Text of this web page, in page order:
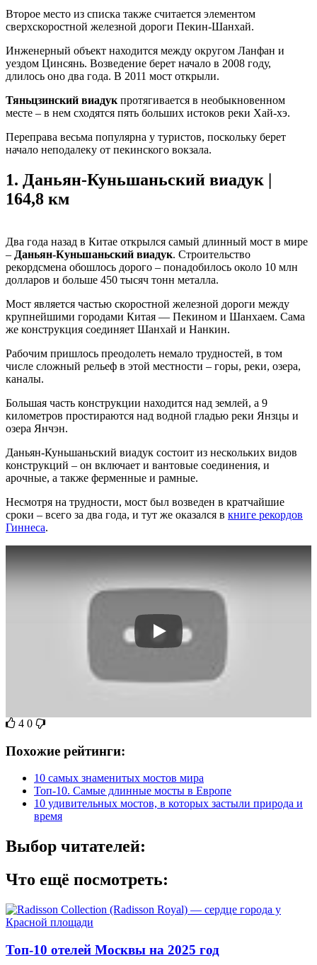
Второе место из списка также считается элементом
сверхскоростной железной дороги Пекин-Шанхай.
Инженерный объект находится между округом Ланфан и
уездом Цинсянь. Возведение берет начало в 2008 году,
длилось оно два года. В 2011 мост открыли.
Тяньцзинский виадук протягивается в необыкновенном
месте – в нем сходятся пять больших истоков реки Хай-хэ.
Переправа весьма популярна у туристов, поскольку берет
начало неподалеку от пекинского вокзала.
1. Даньян-Куньшаньский виадук |
164,8 км
Два года назад в Китае открылся самый длинный мост в мире
– Даньян-Куньшаньский виадук. Строительство
рекордсмена обошлось дорого – понадобилось около 10 млн
долларов и больше 450 тысяч тонн металла.
Мост является частью скоростной железной дороги между
крупнейшими городами Китая — Пекином и Шанхаем. Сама
же конструкция соединяет Шанхай и Нанкин.
Рабочим пришлось преодолеть немало трудностей, в том
числе сложный рельеф в этой местности – горы, реки, озера,
каналы.
Большая часть конструкции находится над землей, а 9
километров простираются над водной гладью реки Янзцы и
озера Янчэн.
Даньян-Куньшаньский виадук состоит из нескольких видов
конструкций – он включает и вантовые соединения, и
арочные, а также ферменные и рамные.
Несмотря на трудности, мост был возведен в кратчайшие
сроки – всего за два года, и тут же оказался в книге рекордов
Гиннеса.
4 0
Похожие рейтинги:
10 самых знаменитых мостов мира
Топ-10. Самые длинные мосты в Европе
10 удивительных мостов, в которых застыли природа и
время
Выбор читателей:
Что ещё посмотреть:
Топ-10 отелей Москвы на 2025 год